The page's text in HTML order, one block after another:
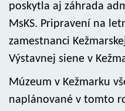
poskytla aj záhrada
MsKS. Pripravení na
zamestnanci
Výstavnej siene v
Múzeum v Kežmarku
naplánované v tomto